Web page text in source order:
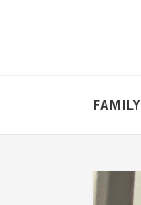
FAMILY